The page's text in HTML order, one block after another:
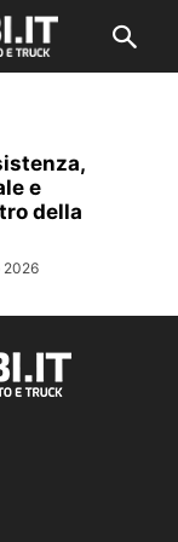
e
della
2026